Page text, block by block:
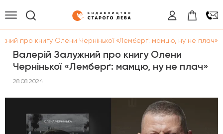
про книгу Олени Чернінької «Лемберґ: мамцю, ну не плач»
Валерій Залужний про книгу Олени
Чернінької «Лемберґ: мамцю, ну не плач»
28.08.2024